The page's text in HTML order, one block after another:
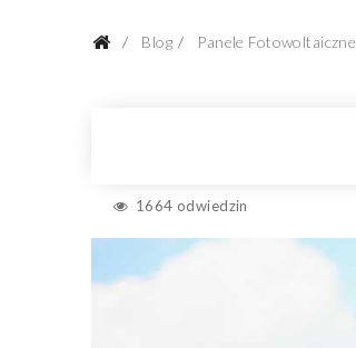
Blog Panele Fotowoltaiczne
1664 odwiedzin